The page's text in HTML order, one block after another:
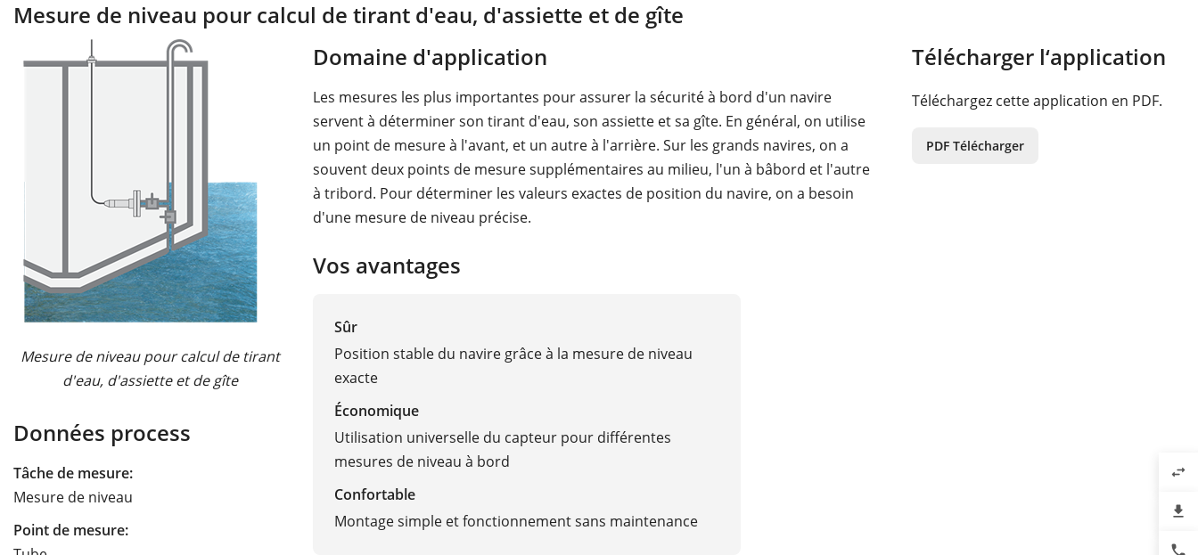
Mesure de niveau pour calcul de tirant d'eau, d'assiette et de gîte
Mesure de niveau pour calcul de tirant
d'eau, d'assiette et de gîte
Données process
Tâche de mesure:
Mesure de niveau
Point de mesure:
Domaine d'application
Les mesures les plus importantes pour assurer la sécurité à bord d'un navire
servent à déterminer son tirant d'eau, son assiette et sa gîte. En général, on utilise
un point de mesure à l'avant, et un autre à l'arrière. Sur les grands navires, on a
souvent deux points de mesure supplémentaires au milieu, l'un à bâbord et l'autre
à tribord. Pour déterminer les valeurs exactes de position du navire, on a besoin
d'une mesure de niveau précise.
Vos avantages
Sûr
Position stable du navire grâce à la mesure de niveau
exacte
Économique
Utilisation universelle du capteur pour différentes
mesures de niveau à bord
Confortable
Montage simple et fonctionnement sans maintenance
Télécharger l‘application
Téléchargez cette application en PDF.
PDF Télécharger
swap_horiz
file_download
phone